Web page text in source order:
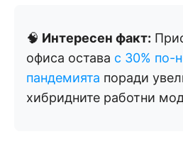
🧠 Интересен факт:
офиса остава с 30% по-
пандемията поради
хибридните работни